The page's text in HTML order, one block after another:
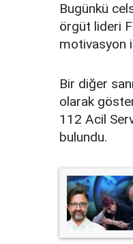
Bugünkü
örgüt lideri
motivasyon
Bir diğer
olarak
112 Acil
bulundu.